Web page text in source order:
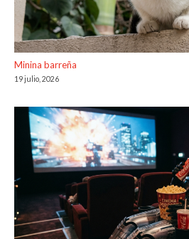
Minina barreña
19 julio, 2026